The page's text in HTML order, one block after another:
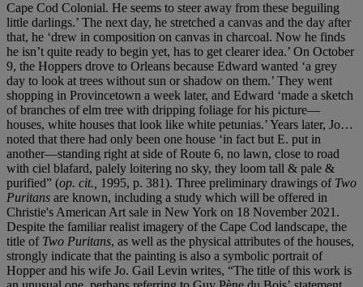
Cape Cod Colonial. He seems to steer away from these beguiling
little darlings.’ The next day, he stretched a canvas and the day after
that, he ‘drew in composition on canvas in charcoal. Now he finds
he isn’t quite ready to begin yet, has to get clearer idea.’ On October
9, the Hoppers drove to Orleans because Edward wanted ‘a grey
day to look at trees without sun or shadow on them.’ They went
shopping in Provincetown a week later, and Edward ‘made a sketch
of branches of elm tree with dripping foliage for his picture—
houses, white houses that look like white petunias.’ Years later, Jo…
noted that there had only been one house ‘in fact but E. put in
another—standing right at side of Route 6, no lawn, close to road
with ciel blafard, palely loitering no sky, they loom tall & pale &
purified” (op. cit., 1995, p. 381). Three preliminary drawings of Two
Puritans are known, including a study which will be offered in
Christie's American Art sale in New York on 18 November 2021.
Despite the familiar realist imagery of the Cape Cod landscape, the
title ofTwo Puritans, as well as the physical attributes of the houses,
strongly indicate that the painting is also a symbolic portrait of
Hopper and his wife Jo. Gail Levin writes, “The title of this work is